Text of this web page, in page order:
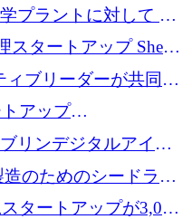
に到達
プラントに対して EU
の支援を獲得
スタートアップ Sherpa
ルを調達
ィブリーダーが共同設
スタートアップが
を調達
アップ
資金で1,500万ユーロ
リンデジタルアイデ
するために350万ユー
のためのシードラウ
得タートアップが3,000